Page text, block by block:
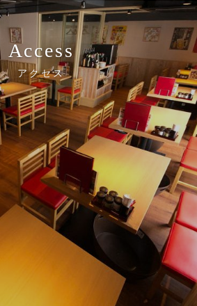
Access
アクセス